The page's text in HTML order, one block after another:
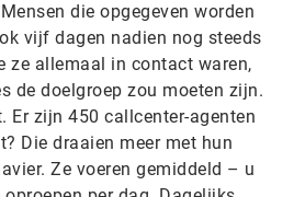
die opgegeven worden
vijf dagen nadien nog steeds
ze allemaal in contact waren,
de doelgroep zou moeten zijn.
Er zijn 450 callcenter-agenten
Die draaien meer met hun
Ze voeren gemiddeld – u